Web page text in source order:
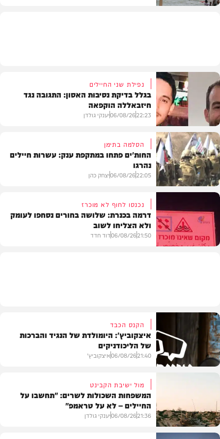
צבא וביטחון
נפילת שני החיילים
בגלל בדיקת נסיבות האסון: התגובה נגד
חיזבאללה הוקפאה
22:23
06/08/26יענקי גולדן
בעולם
הסלמה בתימן
החות'ים פתחו במתקפת ענק: עשרות חיילים
נהרגו
22:05
06/08/26יצחק כהן
נכנסו לחוף לא מוכרז
דרמה בכנרת: שלושה בחורים נסחפו לעומק
ולא הצליחו לשוב
21:50
06/08/26דוד חדד
חדשות
הקנס הכבד
איצקוביץ': היומולדת של הנגיד והברכות
של הליכודניקים
21:40
06/08/26איצקוביץ'
מול ישיבת הקבינט
המשפחות השכולות לשרים: "תחשבו על
החיילים – לא על טראמפ"
21:36
06/08/26יענקי גולדן